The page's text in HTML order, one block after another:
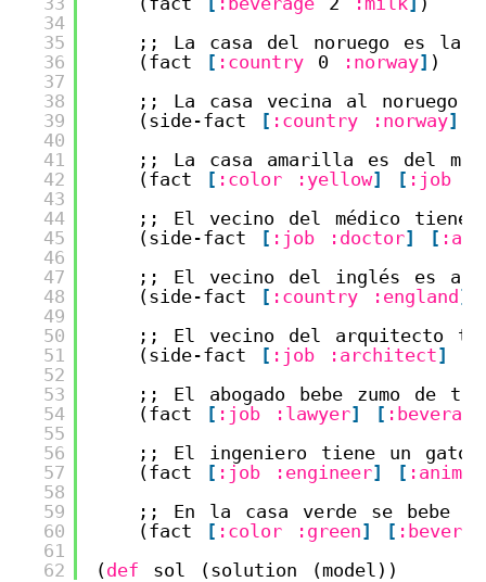
34
35
36
37
38
39
40
41
42
43
44
45
46
47
48
49
50
51
52
53
54
55
56
57
58
59
60
61
62
;; La casa del noruego es la
(fact
[ :country 0 :norway] )
;; La casa vecina al noruego
(side-fact
[ :country :norway]
;; La casa amarilla es del
(fact
[ :color :yellow] [ :job
;; El vecino del médico tiene
(side-fact
[ :job :doctor] [
;; El vecino del inglés es
(side-fact
[ :country :england]
;; El vecino del arquitecto
(side-fact
[ :job :architect]
;; El abogado bebe zumo de
(fact
[ :job :lawyer] [ :beverage
;; El ingeniero tiene un gato
(fact
[ :job :engineer] [ :animal
;; En la casa verde se bebe
(fact
[ :color :green] [
(def sol (solution (model))